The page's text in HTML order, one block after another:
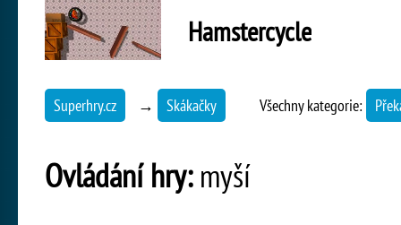
Hamstercycle
Superhry.cz → Skákačky Všechny kategorie:
Ovládání hry:myší